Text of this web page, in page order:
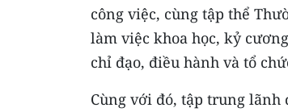
công việc, cùng tập thể
làm việc khoa học, kỷ
chỉ đạo, điều hành và tổ
Cùng với đó, tập trung